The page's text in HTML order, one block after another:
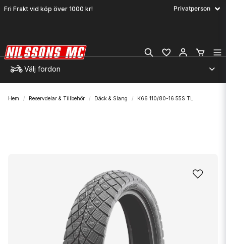
Fri Frakt vid köp över 1000 kr!
Välj fordon
Hem Reservdelar & Tillbehör Däck & Slang K66 110/80-16 55S TL